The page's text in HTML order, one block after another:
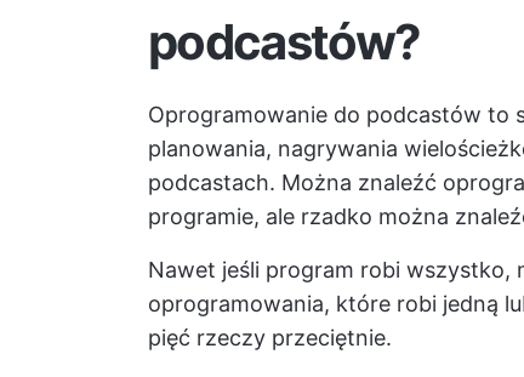
podcastów?
Oprogramowanie do podcastów to
planowania, nagrywania
podcastach. Można znaleźć
programie, ale rzadko można
Nawet jeśli program robi wszystko,
oprogramowania, które robi jedną
pięć rzeczy przeciętnie.